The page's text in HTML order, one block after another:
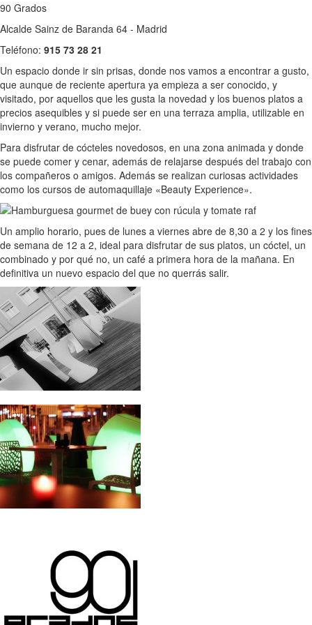
90 Grados
Alcalde Sainz de Baranda 64 - Madrid
Teléfono: 915 73 28 21
Un espacio donde ir sin prisas, donde nos vamos a encontrar a gusto,
que aunque de reciente apertura ya empieza a ser conocido, y
visitado, por aquellos que les gusta la novedad y los buenos platos a
precios asequibles y si puede ser en una terraza amplia, utilizable en
invierno y verano, mucho mejor.
Para disfrutar de cócteles novedosos, en una zona animada y donde
se puede comer y cenar, además de relajarse después del trabajo con
los compañeros o amigos. Además se realizan curiosas actividades
como los cursos de automaquillaje «Beauty Experience».
Un amplio horario, pues de lunes a viernes abre de 8,30 a 2 y los fines
de semana de 12 a 2, ideal para disfrutar de sus platos, un cóctel, un
combinado y por qué no, un café a primera hora de la mañana. En
definitiva un nuevo espacio del que no querrás salir.